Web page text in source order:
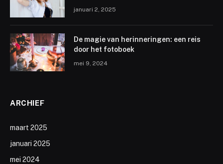
januari 2, 2025
De magie van herinneringen: een reis
door het fotoboek
mei 9, 2024
ARCHIEF
maart 2025
januari 2025
mei 2024